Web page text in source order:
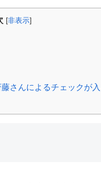
[非表示]
さんによるチェックが